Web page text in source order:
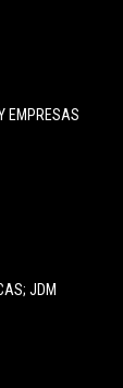
EMPRESAS
JDM